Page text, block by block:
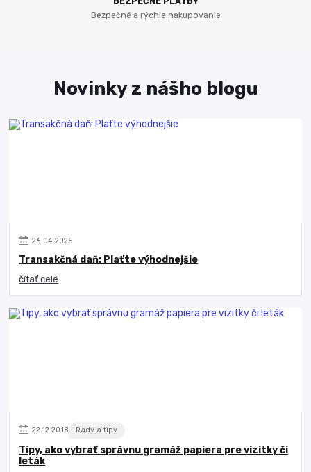
Bezpečné a rýchle nakupovanie
Novinky z nášho blogu
26.04.2025
Transakčná daň: Plaťte výhodnejšie
čítať celé
22.12.2018 Rady a tipy
Tipy, ako vybrať správnu gramáž papiera pre vizitky či
leták